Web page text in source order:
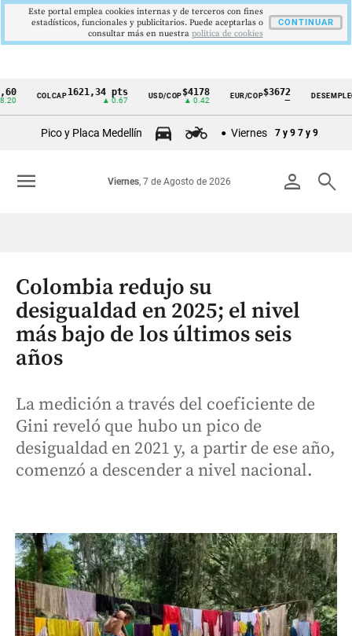
Cintillo
Colombia
COLCAP1621,34 pts
▲ 0.67
USD/COP$4178
▲ 0.42
EUR/COP$3672 DESEMPLEO9,9
▼
Pico y Placa Medellín Viernes 7 y 9 7 y 9
person search
Viernes, 7 de Agosto de 2026
menu
Colombia redujo su
desigualdad en 2025; el nivel
más bajo de los últimos seis
años
La medición a través del coeficiente de
Gini reveló que hubo un pico de
desigualdad en 2021 y, a partir de ese año,
comenzó a descender a nivel nacional.
Este portal emplea cookies internas y de terceros con fines
estadísticos, funcionales y publicitarios. Puede aceptarlas o
consultar más en nuestra politica de cookies
CONTINUAR